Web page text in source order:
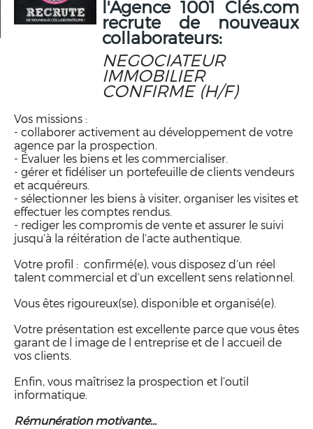
l'Agence 1001 Clés.com
recrute de nouveaux
collaborateurs:
NEGOCIATEUR
IMMOBILIER
CONFIRME (H/F)
Vos missions :
- collaborer activement au développement de votre
agence par la prospection.
- Évaluer les biens et les commercialiser.
- gérer et fidéliser un portefeuille de clients vendeurs
et acquéreurs.
- sélectionner les biens à visiter, organiser les visites et
effectuer les comptes rendus.
- rediger les compromis de vente et assurer le suivi
jusqu’à la réitération de l’acte authentique.
Votre profil : confirmé(e), vous disposez d’un réel
talent commercial et d’un excellent sens relationnel.
Vous êtes rigoureux(se), disponible et organisé(e).
Votre présentation est excellente parce que vous êtes
garant de l image de l entreprise et de l accueil de
vos clients.
Enfin, vous maîtrisez la prospection et l’outil
informatique.
Rémunération motivante...